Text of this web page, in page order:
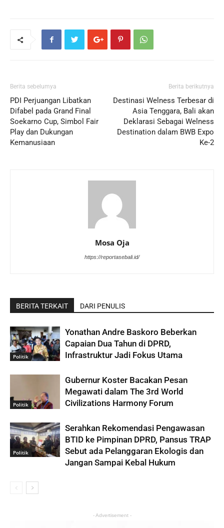
Berita sebelumya
PDI Perjuangan Libatkan
Difabel pada Grand Final
Soekarno Cup, Simbol Fair
Play dan Dukungan
Kemanusiaan
Berita berikutnya
Destinasi Welness Terbesar di
Asia Tenggara, Bali akan
Deklarasi Sebagai Welness
Destination dalam BWB Expo
Ke-2
Mosa Oja
https://reportasebali.id/
BERITA TERKAIT DARI PENULIS
Politik
Yonathan Andre Baskoro Beberkan
Capaian Dua Tahun di DPRD,
Infrastruktur Jadi Fokus Utama
Politik
Gubernur Koster Bacakan Pesan
Megawati dalam The 3rd World
Civilizations Harmony Forum
Politik
Serahkan Rekomendasi Pengawasan
BTID ke Pimpinan DPRD, Pansus TRAP
Sebut ada Pelanggaran Ekologis dan
Jangan Sampai Kebal Hukum
- Advertisement -